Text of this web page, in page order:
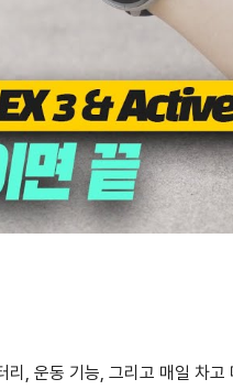
, 운동 기능, 그리고 매일 차고